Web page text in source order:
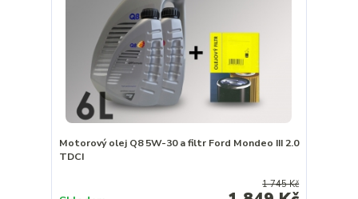
Motorový olej Q8 5W-30 a filtr Ford Mondeo III 2.0
TDCI
1 745 Kč